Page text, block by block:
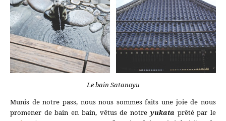
Le bain Satanoyu
Munis de notre pass, nous nous sommes faits une joie de nous
promener de bain en bain, vêtus de notre yukata prêté par le